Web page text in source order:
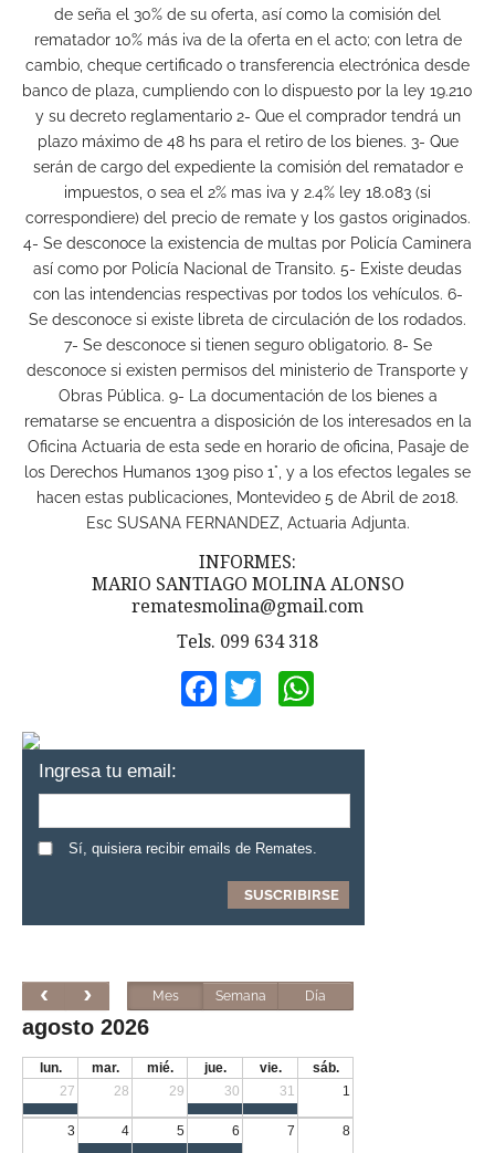
de seña el 30% de su oferta, así como la comisión del
rematador 10% más iva de la oferta en el acto; con letra de
cambio, cheque certificado o transferencia electrónica desde
banco de plaza, cumpliendo con lo dispuesto por la ley 19.210
y su decreto reglamentario 2- Que el comprador tendrá un
plazo máximo de 48 hs para el retiro de los bienes. 3- Que
serán de cargo del expediente la comisión del rematador e
impuestos, o sea el 2% mas iva y 2.4% ley 18.083 (si
correspondiere) del precio de remate y los gastos originados.
4- Se desconoce la existencia de multas por Policía Caminera
así como por Policía Nacional de Transito. 5- Existe deudas
con las intendencias respectivas por todos los vehículos. 6-
Se desconoce si existe libreta de circulación de los rodados.
7- Se desconoce si tienen seguro obligatorio. 8- Se
desconoce si existen permisos del ministerio de Transporte y
Obras Pública. 9- La documentación de los bienes a
rematarse se encuentra a disposición de los interesados en la
Oficina Actuaria de esta sede en horario de oficina, Pasaje de
los Derechos Humanos 1309 piso 1°, y a los efectos legales se
hacen estas publicaciones, Montevideo 5 de Abril de 2018.
Esc SUSANA FERNANDEZ, Actuaria Adjunta.
INFORMES:
MARIO SANTIAGO MOLINA ALONSO
rematesmolina@gmail.com
Tels. 099 634 318
Facebook
Twitter
Ingresa tu email:
Sí, quisiera recibir emails de Remates.
Mes Semana Día
agosto 2026
lun. mar. mié. jue. vie.
sáb.
27
28 29 30 31 1
3 4 5 6 7 8